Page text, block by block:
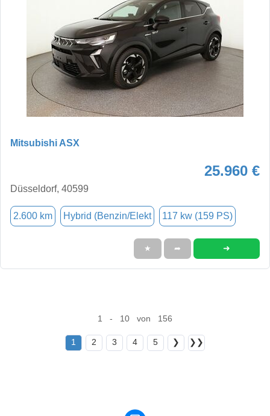
Mitsubishi ASX
25.960 €
Düsseldorf, 40599
2.600 km Hybrid (Benzin/Elekt 117 kw (159 PS)
★ ➦ ➜
1 - 10 von 156
1 2 3 4 5 ❯ ❯❯